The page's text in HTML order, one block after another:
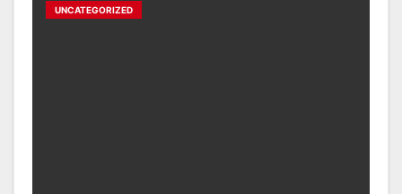
UNCATEGORIZED